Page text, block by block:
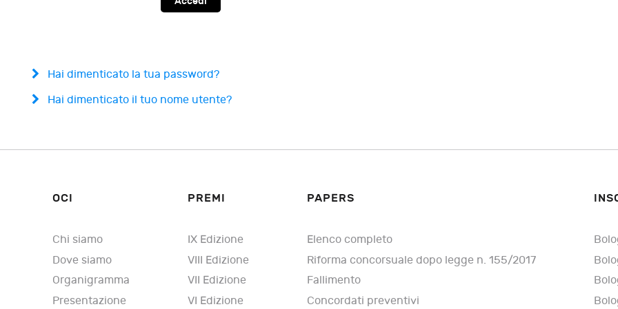
Hai dimenticato la tua password?
Hai dimenticato il tuo nome utente?
OCI
Chi siamo
Dove siamo
Organigramma
Presentazione
PREMI
IX Edizione
VIII Edizione
VII Edizione
VI Edizione
PAPERS
Elenco completo
Riforma concorsuale dopo legge n. 155/2017
Fallimento
Concordati preventivi